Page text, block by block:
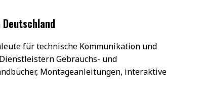
für technische Kommunikation und
Gebrauchs- und
Montageanleitungen, interaktive